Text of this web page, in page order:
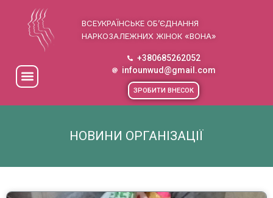
ВСЕУКРАЇНСЬКЕ ОБ’ЄДНАННЯ
НАРКОЗАЛЕЖНИХ ЖІНОК «ВОНА»
+380685262052
infounwud@gmail.com
ЗРОБИТИ ВНЕСОК
НОВИНИ ОРГАНІЗАЦІЇ